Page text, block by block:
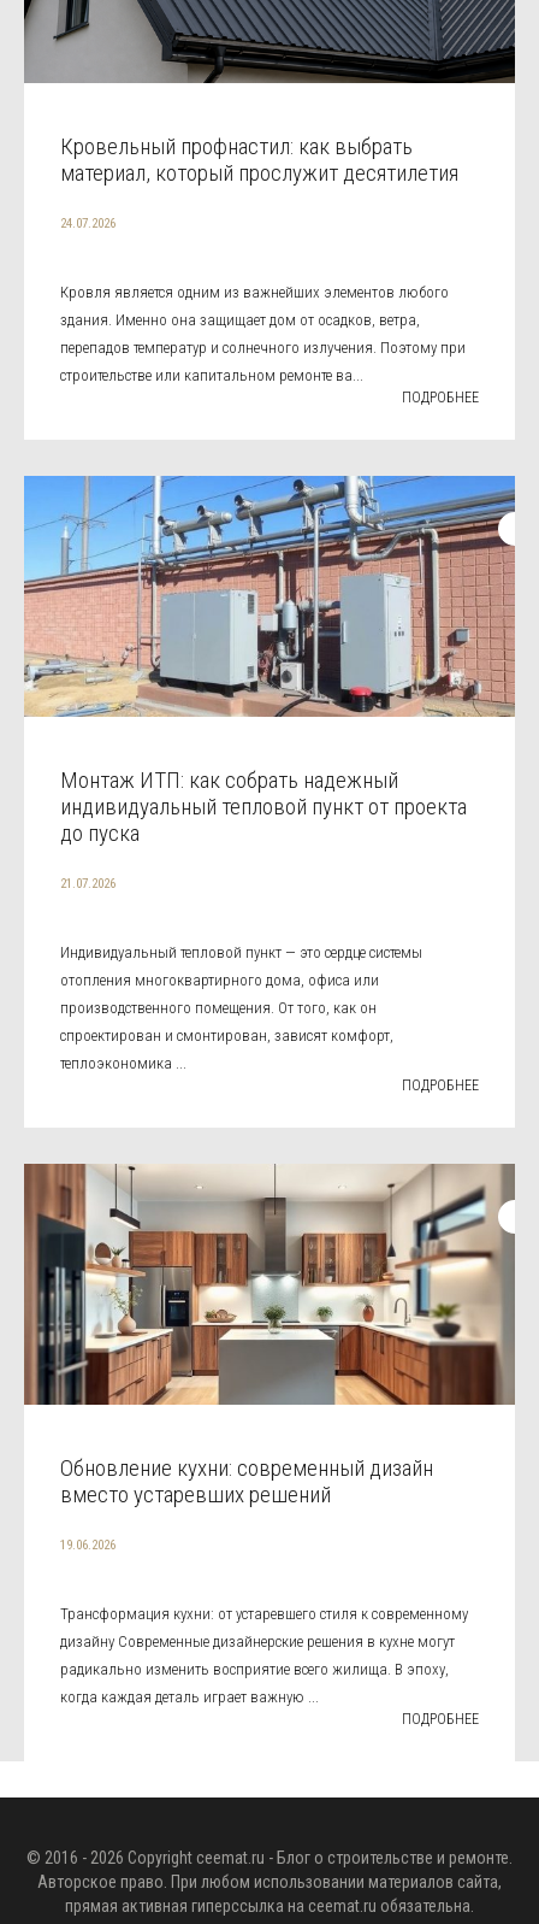
Кровельный профнастил: как выбрать
материал, который прослужит десятилетия
24.07.2026
Кровля является одним из важнейших элементов любого
здания. Именно она защищает дом от осадков, ветра,
перепадов температур и солнечного излучения. Поэтому при
строительстве или капитальном ремонте ва...
ПОДРОБНЕЕ
Монтаж ИТП: как собрать надежный
индивидуальный тепловой пункт от проекта
до пуска
21.07.2026
Индивидуальный тепловой пункт — это сердце системы
отопления многоквартирного дома, офиса или
производственного помещения. От того, как он
спроектирован и смонтирован, зависят комфорт,
теплоэкономика ...
ПОДРОБНЕЕ
Обновление кухни: современный дизайн
вместо устаревших решений
19.06.2026
Трансформация кухни: от устаревшего стиля к современному
дизайну Современные дизайнерские решения в кухне могут
радикально изменить восприятие всего жилища. В эпоху,
когда каждая деталь играет важную ...
ПОДРОБНЕЕ
© 2016 - 2026 Copyright ceemat.ru - Блог о строительстве и ремонте.
Авторское право. При любом использовании материалов сайта,
прямая активная гиперссылка на ceemat.ru обязательна.